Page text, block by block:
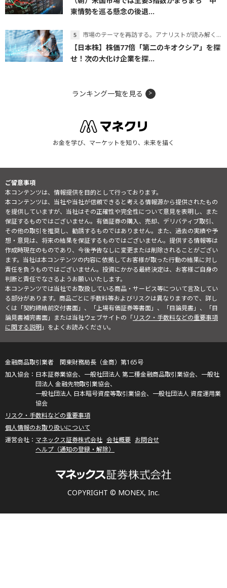
東情勢を巡る懸念の後退...
市場のテーマを再訪する。アナリストが読み解くテーマの本質
【日本株】株価77倍「第二のキオクシア」を探
せ！次の大化け企業を探...
ランキング一覧を見る
お金を学び、マーケットを知り、未来を描く
ご留意事項
本コンテンツは、情報提供を目的として行っております。
本コンテンツは、当社や当社が信頼できると考える情報源から提供されたもの
を提供していますが、当社はその正確性や完全性について意見を表明し、また
保証するものではございません。有価証券の購入、売却、デリバティブ取引、
その他の取引を推奨し、勧誘するものではありません。また、過去の実績や予
想・意見は、将来の結果を保証するものではございません。提供する情報等は
作成時現在のものであり、今後予告なしに変更または削除されることがござい
ます。当社は本コンテンツの内容に依拠してお客様が取った行動の結果に対し
責任を負うものではございません。投資にかかる最終決定は、お客様ご自身の
判断と責任でなさるようお願いいたします。
本コンテンツでは当社でお取扱している商品・サービス等について言及してい
る部分があります。商品ごとに手数料等およびリスクは異なりますので、詳し
くは「契約締結前交付書面」、「上場有価証券等書面」、「目論見書」、「目
論見書補完書面」または当社ウェブサイトの「リスク・手数料などの重要事項
に関する説明」をよくお読みください。
COPYRIGHT © MONEX, Inc.
金融商品取引業者 関東財務局長（金商）第165号
日本証券業協会、一般社団法人 第二種金融商品取引業協会、一般社
団法人 金融先物取引業協会、
一般社団法人 日本暗号資産等取引業協会、一般社団法人 資産運用業
協会
リスク・手数料などの重要事項
個人情報のお取り扱いについて
マネックス証券株式会社 会社概要 お問合せ
ヘルプ（通知の登録・解除）